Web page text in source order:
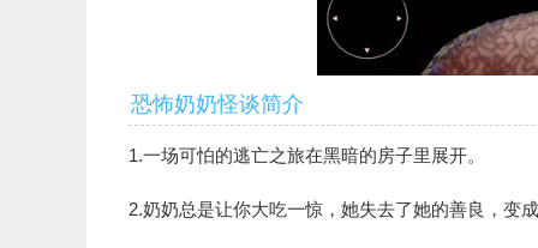
恐怖奶奶怪谈简介
1.一场可怕的逃亡之旅在黑暗的房子里展开。
2.奶奶总是让你大吃一惊，她失去了她的善良，变